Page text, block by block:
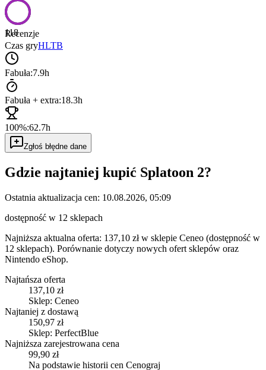
118
Recenzje
Czas gryHLTB
Fabuła:7.9h
Fabuła + extra:18.3h
100%:62.7h
Zgłoś błędne dane
Gdzie najtaniej kupić Splatoon 2?
Ostatnia aktualizacja cen: 10.08.2026, 05:09
dostępność w 12 sklepach
Najniższa aktualna oferta: 137,10 zł w sklepie Ceneo (dostępność w
12 sklepach). Porównanie dotyczy nowych ofert sklepów oraz
Nintendo eShop.
Najtańsza oferta
137,10 zł
Sklep: Ceneo
Najtaniej z dostawą
150,97 zł
Sklep: PerfectBlue
Najniższa zarejestrowana cena
99,90 zł
Na podstawie historii cen Cenograj